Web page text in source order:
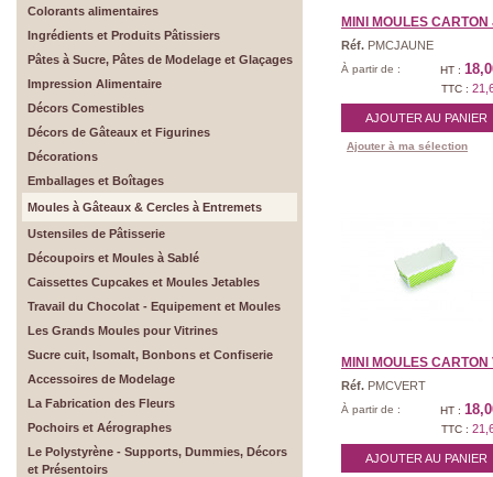
Colorants alimentaires
Ingrédients et Produits Pâtissiers
Pâtes à Sucre, Pâtes de Modelage et Glaçages
Impression Alimentaire
Décors Comestibles
Décors de Gâteaux et Figurines
Décorations
Emballages et Boîtages
Moules à Gâteaux & Cercles à Entremets
Ustensiles de Pâtisserie
Découpoirs et Moules à Sablé
Caissettes Cupcakes et Moules Jetables
Travail du Chocolat - Equipement et Moules
Les Grands Moules pour Vitrines
Sucre cuit, Isomalt, Bonbons et Confiserie
Accessoires de Modelage
La Fabrication des Fleurs
Pochoirs et Aérographes
Le Polystyrène - Supports, Dummies, Décors
et Présentoirs
MINI MOULES
Réf. PMCJAUNE
À partir de : HT :
TTC :
AJOUTER AU PANIER
Ajouter à ma sélection
MINI MOULES CARTON
Réf. PMCVERT
À partir de : HT :
TTC :
AJOUTER AU PANIER